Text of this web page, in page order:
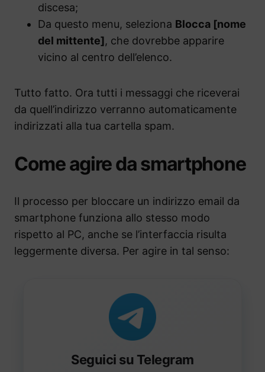
discesa;
Da questo menu, seleziona Blocca [nome
del mittente], che dovrebbe apparire
vicino al centro dell’elenco.
Tutto fatto. Ora tutti i messaggi che riceverai
da quell’indirizzo verranno automaticamente
indirizzati alla tua cartella spam.
Come agire da smartphone
Il processo per bloccare un indirizzo email da
smartphone funziona allo stesso modo
rispetto al PC, anche se l’interfaccia risulta
leggermente diversa. Per agire in tal senso:
Seguici su Telegram